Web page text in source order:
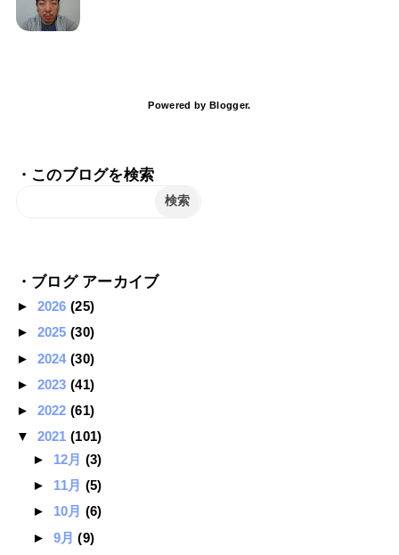
Powered by Blogger.
・このブログを検索
・ブログ アーカイブ
► 2026(25)
► 2025(30)
► 2024(30)
► 2023(41)
► 2022(61)
▼ 2021(101)
► 12月 (3)
► 11月 (5)
► 10月 (6)
► 9月(9)